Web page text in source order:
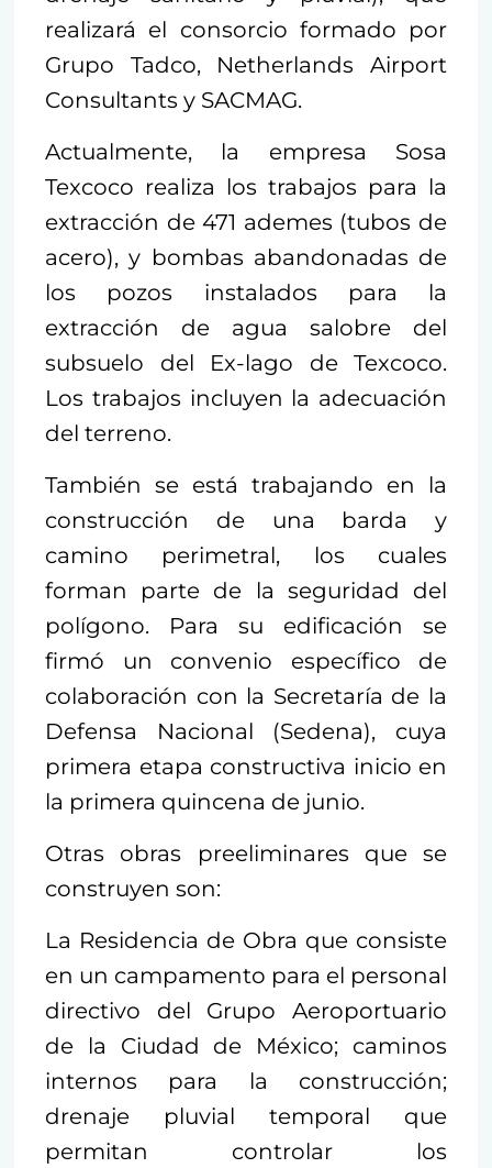
realizará el consorcio formado por
Grupo Tadco, Netherlands Airport
Consultants y SACMAG.
Actualmente, la empresa Sosa
Texcoco realiza los trabajos para la
extracción de 471 ademes (tubos de
acero), y bombas abandonadas de
los pozos instalados para la
extracción de agua salobre del
subsuelo del Ex-lago de Texcoco.
Los trabajos incluyen la adecuación
del terreno.
También se está trabajando en la
construcción de una barda y
camino perimetral, los cuales
forman parte de la seguridad del
polígono. Para su edificación se
firmó un convenio específico de
colaboración con la Secretaría de la
Defensa Nacional (Sedena), cuya
primera etapa constructiva inicio en
la primera quincena de junio.
Otras obras preeliminares que se
construyen son:
La Residencia de Obra que consiste
en un campamento para el personal
directivo del Grupo Aeroportuario
de la Ciudad de México; caminos
internos para la construcción;
drenaje pluvial temporal que
permitan controlar los